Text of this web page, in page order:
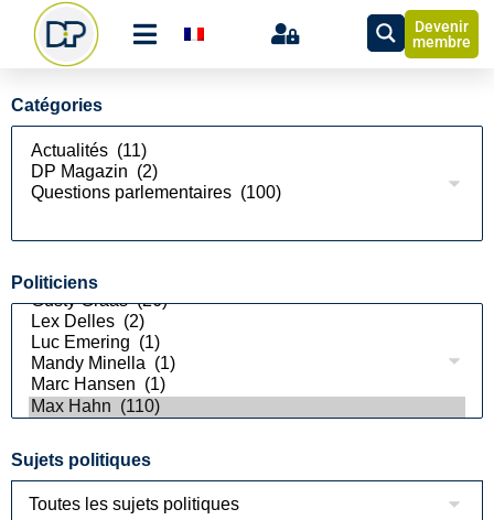
Devenir
membre
Catégories
Politiciens
Sujets politiques